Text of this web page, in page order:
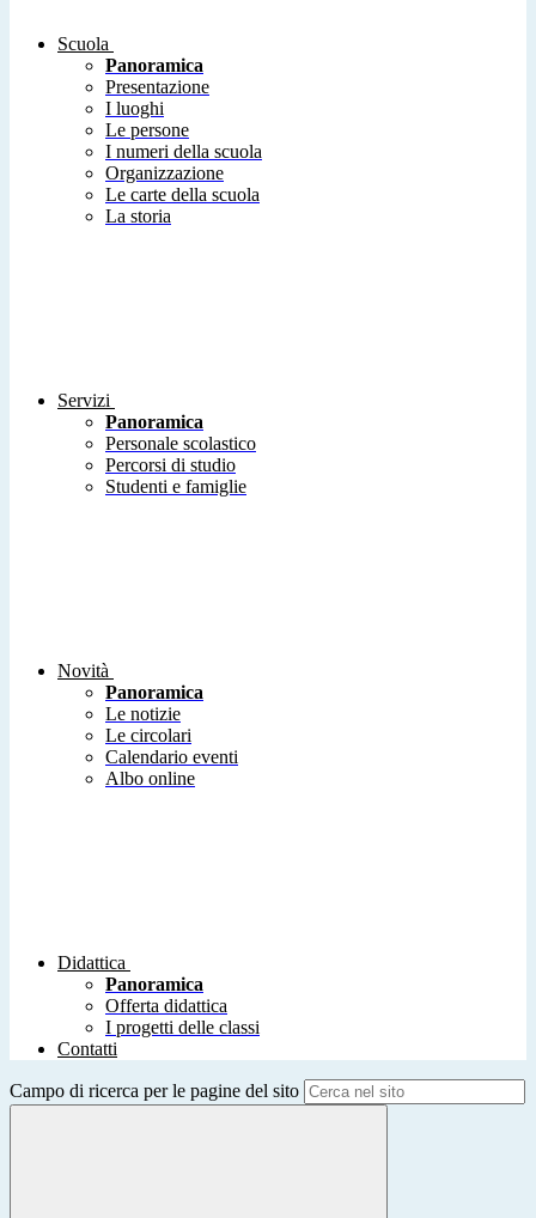
Scuola
Panoramica
Presentazione
I luoghi
Le persone
I numeri della scuola
Organizzazione
Le carte della scuola
La storia
Servizi
Panoramica
Personale scolastico
Percorsi di studio
Studenti e famiglie
Novità
Panoramica
Le notizie
Le circolari
Calendario eventi
Albo online
Didattica
Panoramica
Offerta didattica
I progetti delle classi
Contatti
Campo di ricerca per le pagine del sito